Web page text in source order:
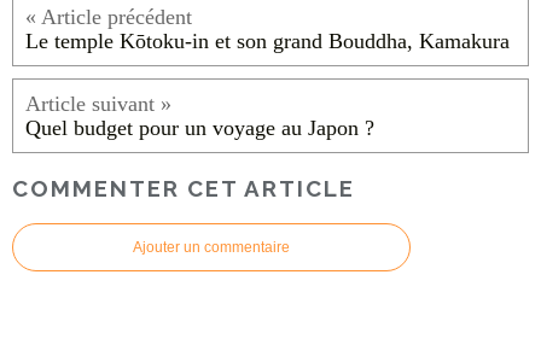
Le temple Kōtoku-in et son grand Bouddha, Kamakura
Quel budget pour un voyage au Japon ?
COMMENTER CET ARTICLE
Ajouter un commentaire